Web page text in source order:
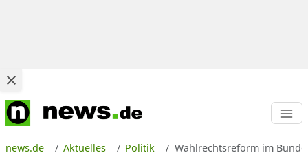
news.de Aktuelles Politik Wahlrechtsreform im